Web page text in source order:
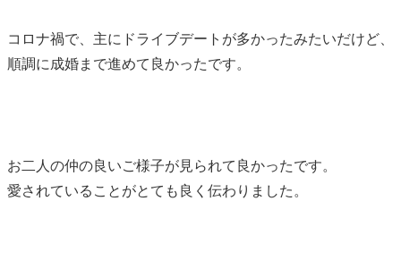
コロナ禍で、主にドライブデートが多かったみたいだけど、
順調に成婚まで進めて良かったです。
お二人の仲の良いご様子が見られて良かったです。
愛されていることがとても良く伝わりました。